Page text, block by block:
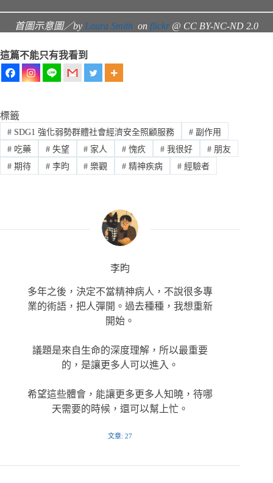
首圖示意圖／by Laura Smith on flickr @ CC BY-NC-ND 2.0
這篇不能只有我看到
標籤
#SDG1 強化弱勢群體社會經濟安全照顧服務 #副作用
#吃藥 #失望 # 家人 # 愧疚 # 我很好 #朋友
#期待 #李昀 # 樂觀 # 精神疾病 # 經驗者
李昀
多年之後，決定不當精神病人，不說很多專
業的術語，把人彈開。過去種種，我想重新
開始。
議題是來自生命的深度理解，所以最重要
的，是讓更多人可以進入。
希望這些體會，能讓更多更多人知曉，待哪
天需要的時候，還可以幫上忙。
文章: 27